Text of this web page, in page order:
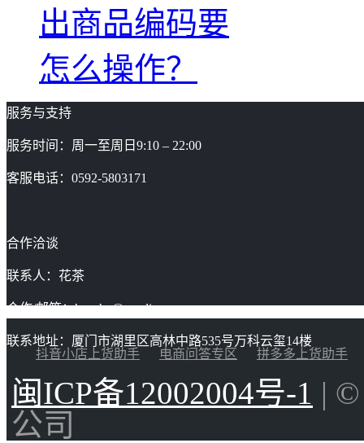
出商品编码要
怎么操作？
服务与支持
服务时间：周一至周日9:10 – 22:00
客服电话：0592-5803171
合作洽谈
联系人：花茶
合作/邮箱：huacha@gaoding.com
联系地址：厦门市湖里区高林中路535号万科云玺14楼
抖音小店上货助手
电商问答专区 拼多多上货助手
闽ICP备12002004号-1 |
公司